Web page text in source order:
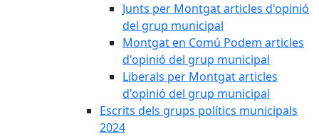
Junts per Montgat articles d'opinió
del grup municipal
Montgat en Comú Podem articles
d'opinió del grup municipal
Liberals per Montgat articles
d'opinió del grup municipal
Escrits dels grups polítics municipals
2024